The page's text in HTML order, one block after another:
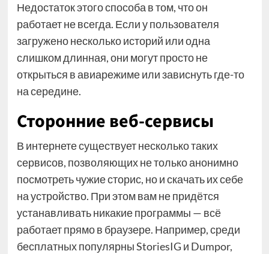
Недостаток этого способа в том, что он
работает не всегда. Если у пользователя
загружено несколько историй или одна
слишком длинная, они могут просто не
открыться в авиарежиме или зависнуть где-то
на середине.
Сторонние веб-сервисы
В интернете существует несколько таких
сервисов, позволяющих не только анонимно
посмотреть чужие сторис, но и скачать их себе
на устройство. При этом вам не придётся
устанавливать никакие программы — всё
работает прямо в браузере. Например, среди
бесплатных популярны StoriesIG и Dumpor,